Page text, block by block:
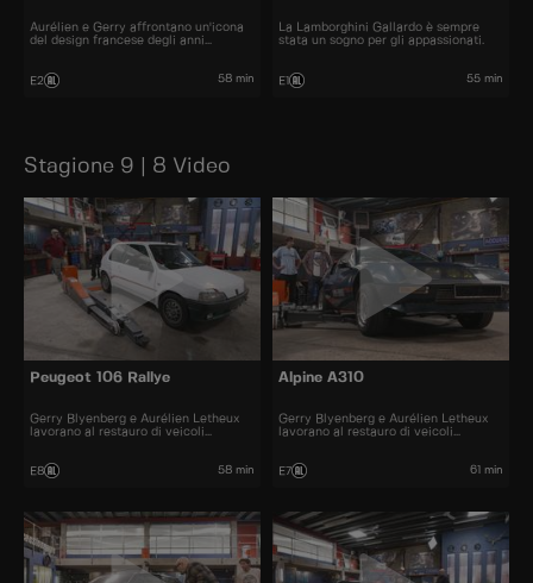
Aurélien e Gerry affrontano un'icona
del design francese degli anni
E2 58 min
La Lamborghini Gallardo è sempre
stata un sogno per gli appassionati.
E1 55 min
Stagione 9 | 8 Video
Peugeot 106 Rallye
Gerry Blyenberg e Aurélien Letheux
lavorano al restauro di veicoli
E8 58 min
Alpine A310
Gerry Blyenberg e Aurélien Letheux
lavorano al restauro di veicoli
E7 61 min